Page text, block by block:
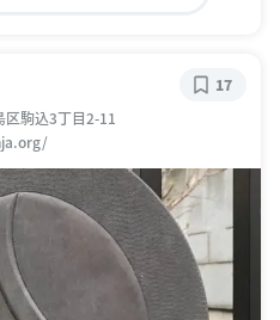
区駒込3丁目2-11
17